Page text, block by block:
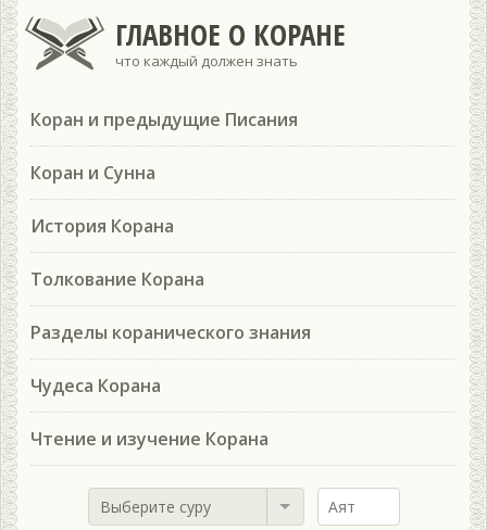
ГЛАВНОЕ О КОРАНЕ
что каждый должен знать
Коран и предыдущие Писания
Коран и Сунна
История Корана
Толкование Корана
Разделы коранического знания
Чудеса Корана
Чтение и изучение Корана
Выберите суру